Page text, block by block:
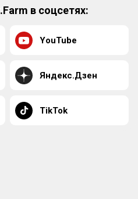
в соцсетях:
YouTube
Яндекс.Дзен
TikTok